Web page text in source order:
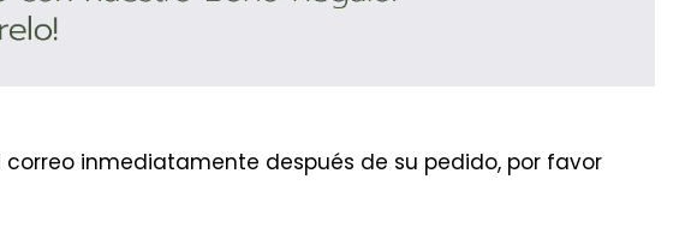
correo inmediatamente después de su pedido, por favor